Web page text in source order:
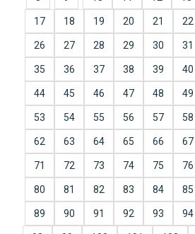
17 18 19 20 21 22
26 27 28 29 30 31
35 36 37 38 39 40
44 45 46 47 48 49
53 54 55 56 57 58
62 63 64 65 66 67
71 72 73 74 75 76
80 81 82 83 84 85
89 90 91 92 93 94